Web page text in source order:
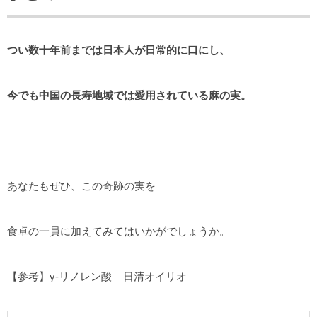
つい数十年前までは日本人が日常的に口にし、
今でも中国の長寿地域では愛用されている麻の実。
あなたもぜひ、この奇跡の実を
食卓の一員に加えてみてはいかがでしょうか。
【参考】γ-リノレン酸 – 日清オイリオ